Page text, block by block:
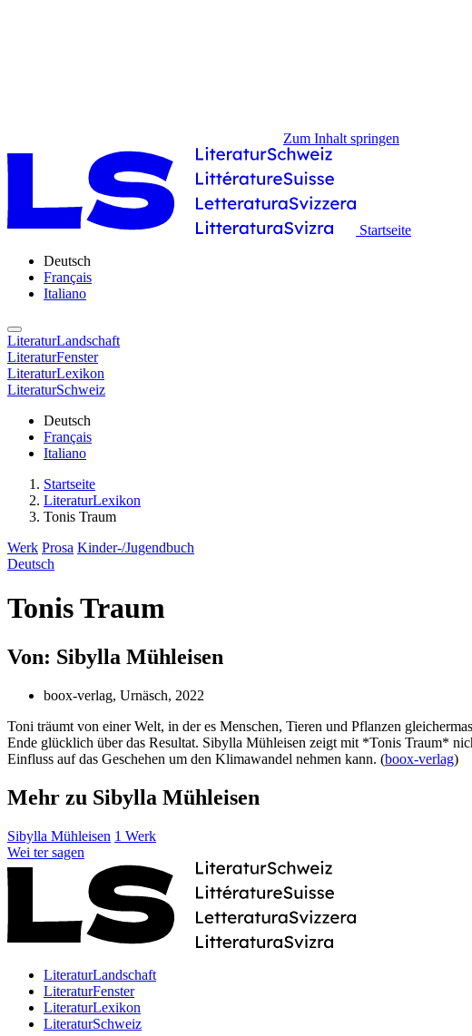
Zum Inhalt springen
Startseite
Deutsch
Français
Italiano
LiteraturLandschaft
LiteraturFenster
LiteraturLexikon
LiteraturSchweiz
Deutsch
Français
Italiano
Startseite
LiteraturLexikon
Tonis Traum
Werk Prosa Kinder-/Jugendbuch
Deutsch
Tonis Traum
Von: Sibylla Mühleisen
boox-verlag, Urnäsch, 2022
Toni träumt von einer Welt, in der es Menschen, Tieren und Pflanzen
Ende glücklich über das Resultat. Sibylla Mühleisen zeigt mit *Tonis Traum*
Einfluss auf das Geschehen um den Klimawandel nehmen kann. (boox-verlag)
Mehr zu Sibylla Mühleisen
Sibylla Mühleisen 1 Werk
Wei ter sagen
LiteraturLandschaft
LiteraturFenster
LiteraturLexikon
LiteraturSchweiz